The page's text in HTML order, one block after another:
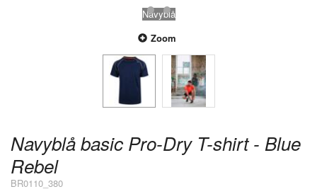
Navyblå
Zoom
Navyblå basic Pro-Dry T-shirt - Blue
Rebel
BR0110_380